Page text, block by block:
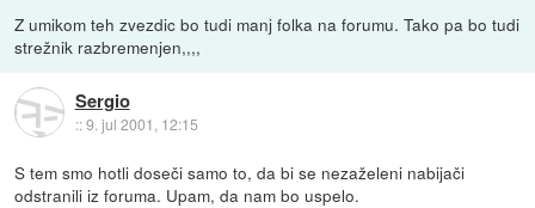
Z umikom teh zvezdic bo tudi manj folka na forumu. Tako pa bo tudi
strežnik razbremenjen,,,,
Sergio
::9. jul 2001, 12:15
S tem smo hotli doseči samo to, da bi se nezaželeni nabijači
odstranili iz foruma. Upam, da nam bo uspelo.